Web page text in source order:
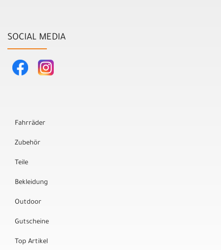
SOCIAL MEDIA
Fahrräder
Zubehör
Teile
Bekleidung
Outdoor
Gutscheine
Top Artikel